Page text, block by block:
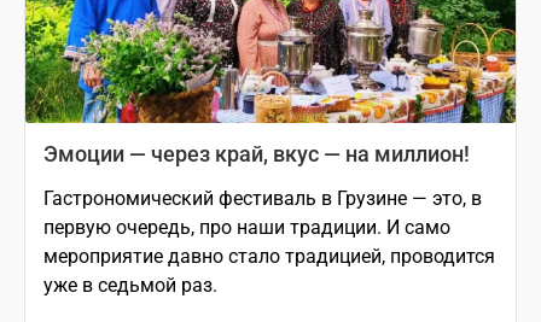
Эмоции — через край, вкус — на миллион!
Гастрономический фестиваль в Грузине — это, в
первую очередь, про наши традиции. И само
мероприятие давно стало традицией, проводится
уже в седьмой раз.